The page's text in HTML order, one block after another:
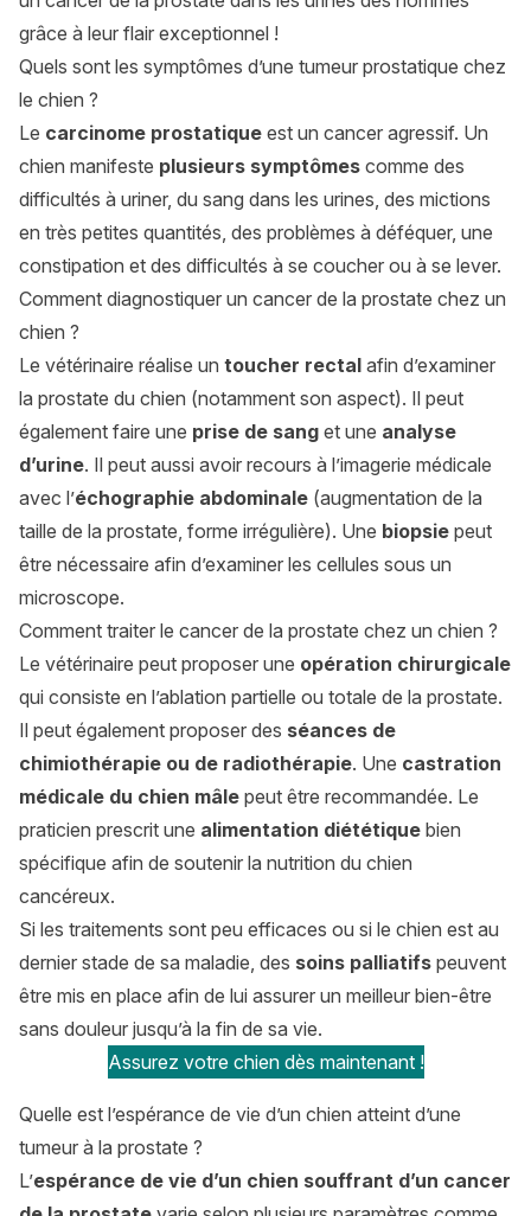
grâce à leur flair exceptionnel !
Quels sont les symptômes d’une tumeur prostatique chez
le chien ?
Le carcinome prostatique est un cancer agressif. Un
chien manifeste plusieurs symptômes comme des
difficultés à uriner, du sang dans les urines, des mictions
en très petites quantités, des problèmes à déféquer, une
constipation et des difficultés à se coucher ou à se lever.
Comment diagnostiquer un cancer de la prostate chez un
chien ?
Le vétérinaire réalise un toucher rectal afin d’examiner
la prostate du chien (notamment son aspect). Il peut
également faire une prise de sang et une analyse
d’urine. Il peut aussi avoir recours à l’imagerie médicale
avec l’échographie abdominale (augmentation de la
taille de la prostate, forme irrégulière). Une biopsie peut
être nécessaire afin d’examiner les cellules sous un
microscope.
Comment traiter le cancer de la prostate chez un chien ?
Le vétérinaire peut proposer une opération chirurgicale
qui consiste en l’ablation partielle ou totale de la prostate.
Il peut également proposer des séances de
chimiothérapie ou de radiothérapie. Une castration
médicale du chien mâle peut être recommandée. Le
praticien prescrit une alimentation diététique bien
spécifique afin de soutenir la nutrition du chien
cancéreux.
Si les traitements sont peu efficaces ou si le chien est au
dernier stade de sa maladie, des soins palliatifs peuvent
être mis en place afin de lui assurer un meilleur bien-être
sans douleur jusqu’à la fin de sa vie.
Assurez votre chien dès maintenant !
Quelle est l’espérance de vie d’un chien atteint d’une
tumeur à la prostate ?
L’espérance de vie d’un chien souffrant d’un cancer